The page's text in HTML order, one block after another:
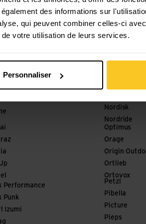
des informations sur
qui peuvent combiner celles-ci
votre utilisation de leurs services.
Personnaliser
Montane
Nograd
Nordisk
Nordride
Optimus
Orage
Origin
Ortlieb
Ortovox
Performance
Punk
Izumi
Petzl
Pibella
Picture
Pieps